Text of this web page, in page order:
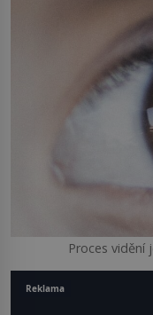
Proces vidění
Reklama